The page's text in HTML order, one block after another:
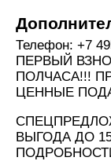
Телефон: +7
ПЕРВЫЙ
ПОЛЧАСА!!!
ЦЕННЫЕ
ВЫГОДА ДО